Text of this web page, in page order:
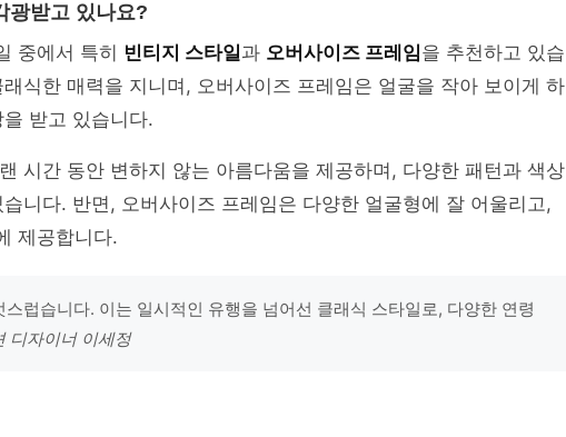
광받고 있나요?
중에서 특히 빈티지 스타일과 오버사이즈 프레임을 추천하고 있습
식한 매력을 지니며, 오버사이즈 프레임은 얼굴을 작아 보이게 하
받고 있습니다.
시간 동안 변하지 않는 아름다움을 제공하며, 다양한 패턴과 색상
니다. 반면, 오버사이즈 프레임은 다양한 얼굴형에 잘 어울리고,
제공합니다.
럽습니다. 이는 일시적인 유행을 넘어선 클래식 스타일로, 다양한 연령
디자이너 이세정